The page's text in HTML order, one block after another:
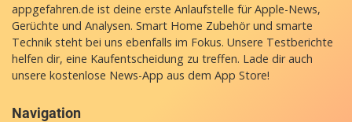
appgefahren.de ist deine erste Anlaufstelle für Apple-News,
Gerüchte und Analysen. Smart Home Zubehör und smarte
Technik steht bei uns ebenfalls im Fokus. Unsere Testberichte
helfen dir, eine Kaufentscheidung zu treffen. Lade dir auch
unsere kostenlose News-App aus dem App Store!
Navigation